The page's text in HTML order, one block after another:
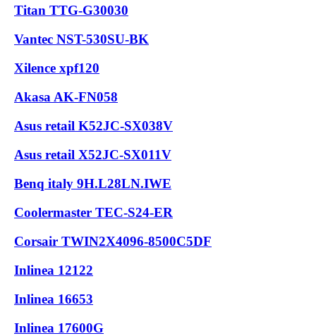
Titan TTG-G30030
Vantec NST-530SU-BK
Xilence xpf120
Akasa AK-FN058
Asus retail K52JC-SX038V
Asus retail X52JC-SX011V
Benq italy 9H.L28LN.IWE
Coolermaster TEC-S24-ER
Corsair TWIN2X4096-8500C5DF
Inlinea 12122
Inlinea 16653
Inlinea 17600G